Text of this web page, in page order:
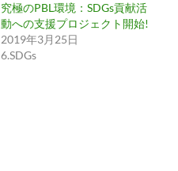
究極のPBL環境：SDGs貢献活
動への支援プロジェクト開始!
2019年3月25日
6.SDGs